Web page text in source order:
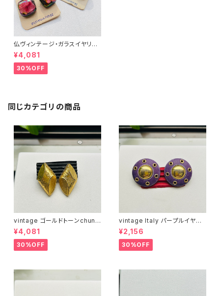
仏ヴィンテージ・ガラスイヤリン
グ（ピンク・スクエア）
¥4,081
30%OFF
同じカテゴリの商品
vintage ゴールドトーンchunk
yブロックイヤリング
¥4,081
30%OFF
vintage Italy パープルイヤリ
ング
¥2,156
30%OFF